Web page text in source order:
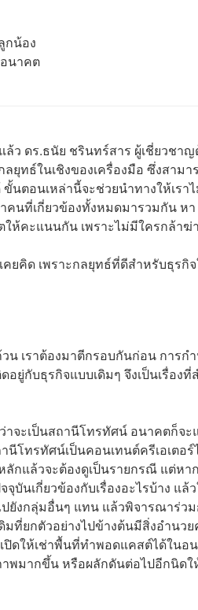
กน้อง
นาคต
ดร.ธนัย ชรินทร์สาร ผู้เชี่ยวชาญ
ยุทธ์ในเชิงของเครื่องมือ ซึ่งสาม
นตอนเหล่านี้จะช่วยนำทางให้เรา
คนที่เกี่ยวข้องทั้งหมดมารวมกัน ห
ห้คะแนนกัน เพราะไม่มีใครกล้าฆ่
ยคิด เพราะกลยุทธ์ที่ดีสำหรับธุร
น เราต้องมาตีกรอบกันก่อน การ
อยู่กับธุรกิจแบบเดิมๆ จึงเป็นเรื่อ
จะเป็นสถานีโทรทัศน์ อนาคตก็จ
โทรทัศน์เป็นคอนเทนต์ครีเอเตอ
กแล้วจะต้องดูเป็นรายกรณี แต่หา
บันเกี่ยวข้องกับเรื่องอะไรบ้าง แ
ยังกลุ่มอื่นๆ แทน แล้วพิจารณาร่ว
ที่ยกตัวอย่างไปข้างต้นมีสิ่งอำนว
ปิดให้เช่าพื้นที่ทำพอดแคสต์ได้ใน
มากขึ้น หรือผลักดันต่อไปอีกนิดให้